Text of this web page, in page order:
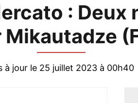
: Deux
à jour le 25 juillet 2023 à 00h40